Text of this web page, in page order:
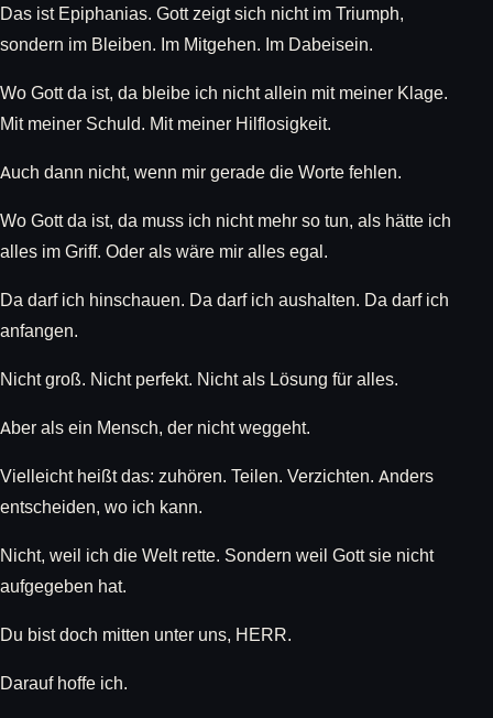
Das ist Epiphanias. Gott zeigt sich nicht im Triumph,
sondern im Bleiben. Im Mitgehen. Im Dabeisein.
Wo Gott da ist, da bleibe ich nicht allein mit meiner Klage.
Mit meiner Schuld. Mit meiner Hilflosigkeit.
Auch dann nicht, wenn mir gerade die Worte fehlen.
Wo Gott da ist, da muss ich nicht mehr so tun, als hätte ich
alles im Griff. Oder als wäre mir alles egal.
Da darf ich hinschauen. Da darf ich aushalten. Da darf ich
anfangen.
Nicht groß. Nicht perfekt. Nicht als Lösung für alles.
Aber als ein Mensch, der nicht weggeht.
Vielleicht heißt das: zuhören. Teilen. Verzichten. Anders
entscheiden, wo ich kann.
Nicht, weil ich die Welt rette. Sondern weil Gott sie nicht
aufgegeben hat.
Du bist doch mitten unter uns, HERR.
Darauf hoffe ich.